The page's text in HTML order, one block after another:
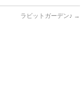
ラビットガーデン♪ →